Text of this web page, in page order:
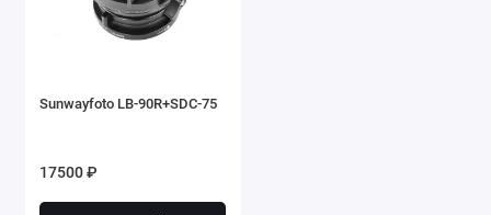
Sunwayfoto LB-90R+SDC-75
17500 ₽